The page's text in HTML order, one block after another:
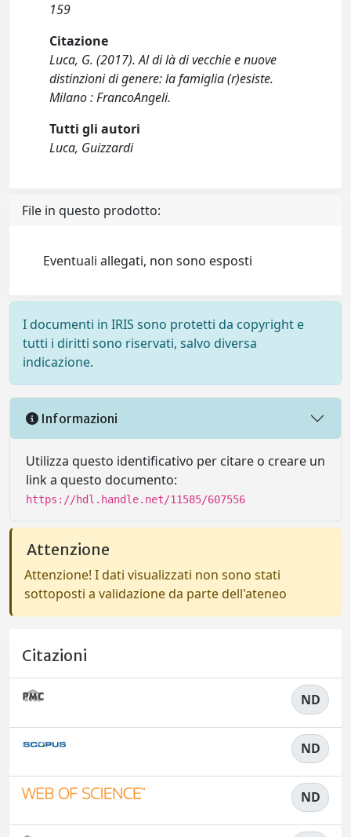
159
Citazione
Luca, G. (2017). Al di là di vecchie e nuove
distinzioni di genere: la famiglia (r)esiste.
Milano : FrancoAngeli.
Tutti gli autori
Luca, Guizzardi
File in questo prodotto:
Eventuali allegati, non sono esposti
I documenti in IRIS sono protetti da copyright e
tutti i diritti sono riservati, salvo diversa
indicazione.
Informazioni
Utilizza questo identificativo per citare o creare un
link a questo documento:
https://hdl.handle.net/11585/607556
Attenzione
Attenzione! I dati visualizzati non sono stati
sottoposti a validazione da parte dell'ateneo
Citazioni
ND
ND
ND